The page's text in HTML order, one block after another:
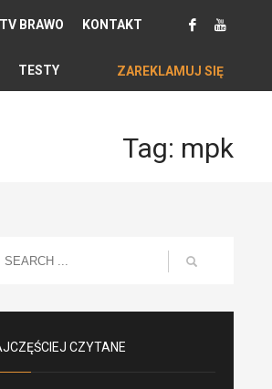
TV BRAWO KONTAKT
TESTY ZAREKLAMUJ SIĘ
Tag: mpk
CZYTANE